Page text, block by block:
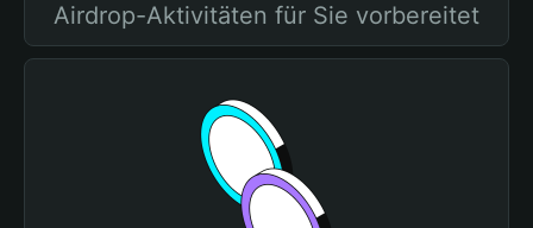
Airdrop-Aktivitäten für Sie vorbereitet